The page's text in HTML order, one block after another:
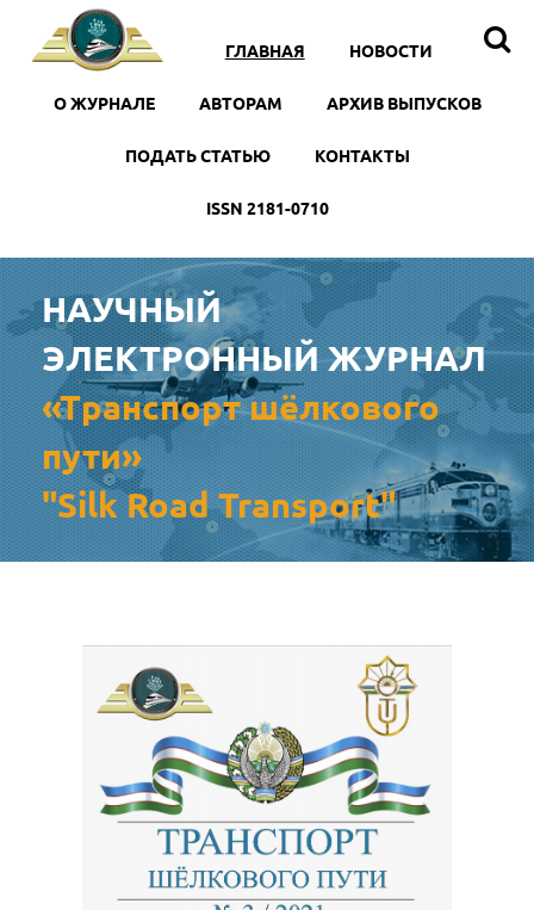
ГЛАВНАЯ НОВОСТИ
O ЖУРНАЛЕ АВТОРАМ АРХИВ ВЫПУСКОВ
ПОДАТЬ СТАТЬЮ КОНТАКТЫ
ISSN 2181-0710
НАУЧНЫЙ
ЭЛЕКТРОННЫЙ ЖУРНАЛ
«Транспорт шёлкового
пути»
"Silk Road Transport"